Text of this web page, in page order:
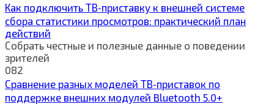
Как подключить ТВ‑приставку к внешней системе
сбора статистики просмотров: практический план
действий
Собрать честные и полезные данные о поведении
зрителей
082
Сравнение разных моделей ТВ‑приставок по
поддержке внешних модулей Bluetooth 5.0+